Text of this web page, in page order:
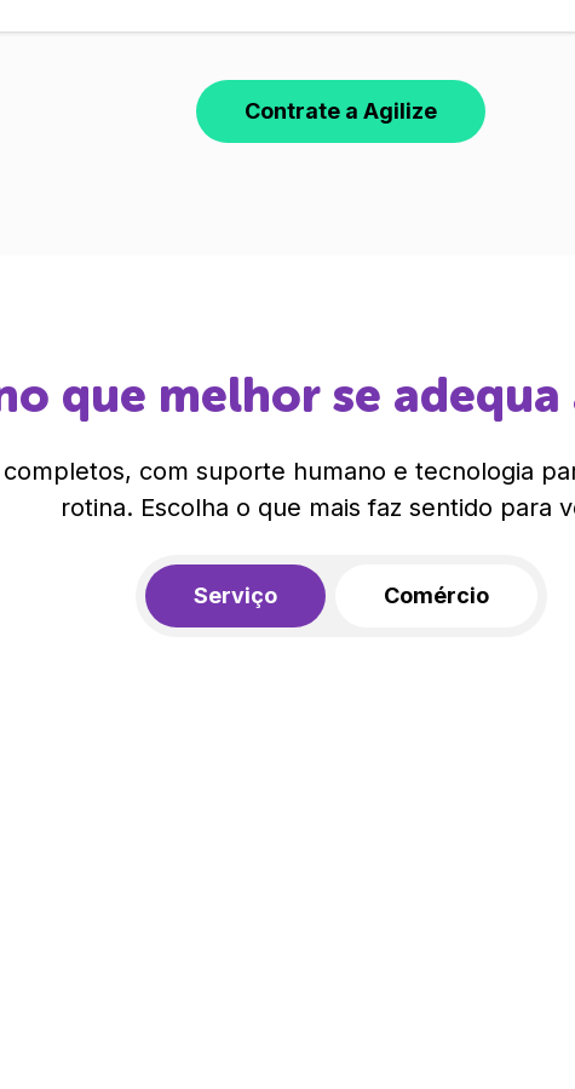
Contrate a Agilize
que melhor se adequa
completos, com suporte humano e tecnologia
rotina. Escolha o que mais faz sentido para
Serviço Comércio